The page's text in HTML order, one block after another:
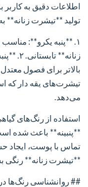
اطلاعات دقیق به کاربر
تولید **تیشرت زنانه**
۱. **پنبه یکرو**:
زنانه** تابستانی.
۲.
بالاتر برای فصول
تیشرت‌های یقه دار که
می‌دهد.
استفاده از رنگ‌های
**پنبینه** باعث شده
تماس با پوست، ایجاد
**تیشرت زنانه** رنگی
## روانشناسی رنگ‌ها